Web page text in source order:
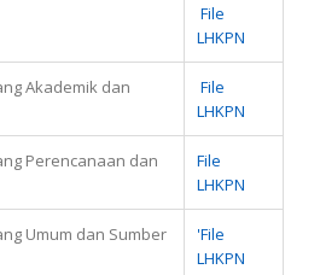
File
LHKPN
Akademik dan
File
LHKPN
Perencanaan dan
File
LHKPN
Umum dan Sumber
'File
LHKPN